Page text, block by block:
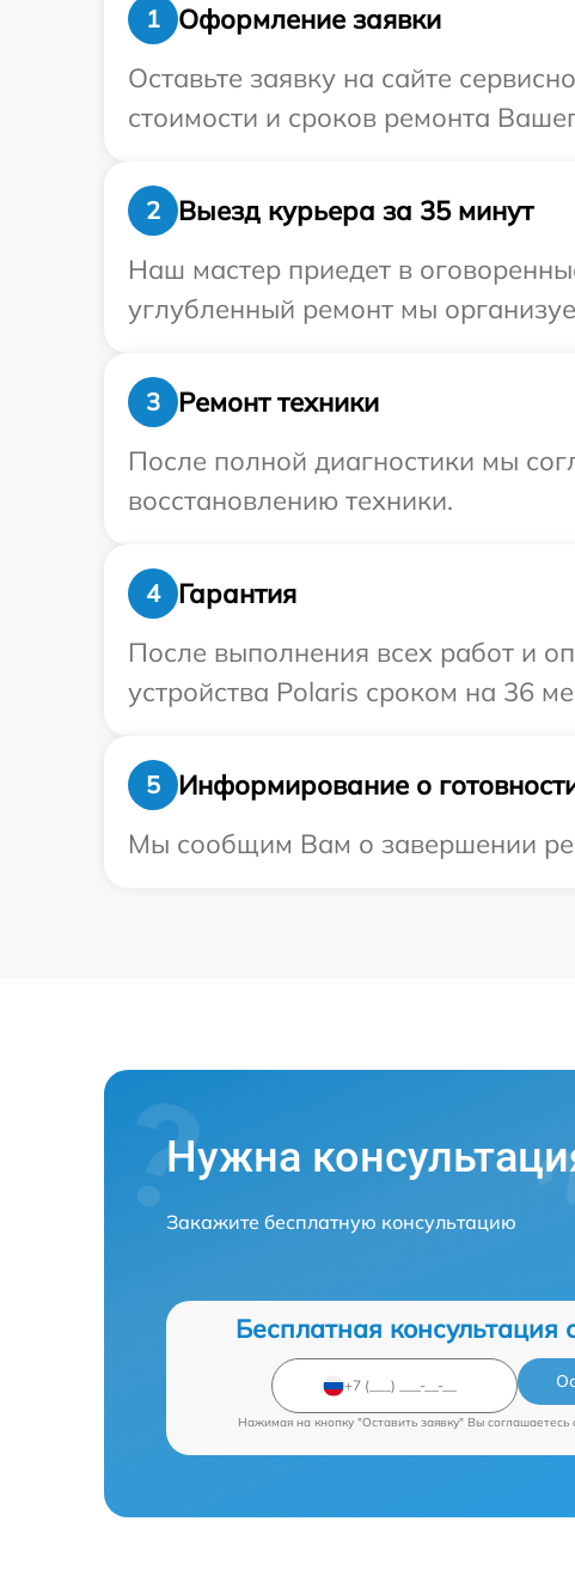
1
Оформление заявки
Оставьте заявку на сайте
стоимости и сроков ремонта
2
Выезд курьера за 35 минут
Наш мастер приедет в
углубленный ремонт мы
3
Ремонт техники
После полной диагностики мы
восстановлению техники.
4
Гарантия
После выполнения всех работ и
устройства Polaris сроком на 36
5
Информирование о
Мы сообщим Вам о завершении
Нужна
Закажите бесплатную консультацию
Бесплатная консультация
Нажимая на кнопку "Оставить заявку" Вы соглашаетесь